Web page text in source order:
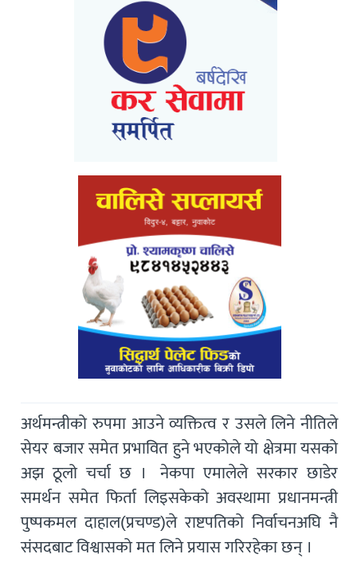
अर्थमन्त्रीको रुपमा आउने व्यक्तित्व र उसले लिने नीतिले
सेयर बजार समेत प्रभावित हुने भएकोले यो क्षेत्रमा यसको
अझ ठूलो चर्चा छ । नेकपा एमालेले सरकार छाडेर
समर्थन समेत फिर्ता लिइसकेको अवस्थामा प्रधानमन्त्री
पुष्पकमल दाहाल(प्रचण्ड)ले राष्टपतिको निर्वाचनअघि नै
संसदबाट विश्वासको मत लिने प्रयास गरिरहेका छन् ।